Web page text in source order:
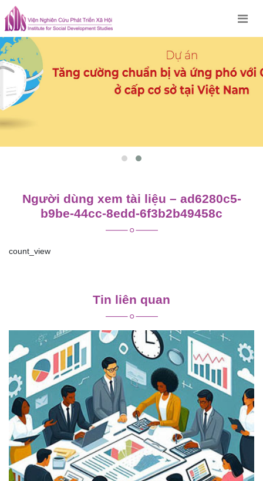
Skip
to
content
Người dùng xem tài liệu – ad6280c5-
b9be-44cc-8edd-6f3b2b49458c
count_view
viết
Tin liên quan